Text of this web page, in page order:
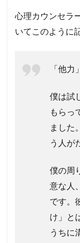
心理カウンセラ
いてこのように
「他
僕は試
もらっ
ました
う人が
僕の周
意な人
です。
け」と
うちに